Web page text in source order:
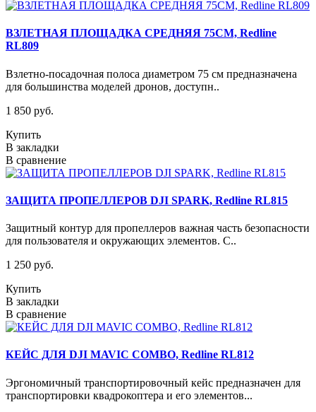
ВЗЛЕТНАЯ ПЛОЩАДКА СРЕДНЯЯ 75СМ, Redline
RL809
Взлетно-посадочная полоса диаметром 75 см предназначена
для большинства моделей дронов, доступн..
1 850 руб.
Купить
В закладки
В сравнение
ЗАЩИТА ПРОПЕЛЛЕРОВ DJI SPARK, Redline RL815
Защитный контур для пропеллеров важная часть безопасности
для пользователя и окружающих элементов. С..
1 250 руб.
Купить
В закладки
В сравнение
КЕЙС ДЛЯ DJI MAVIC COMBO, Redline RL812
Эргономичный транспортировочный кейс предназначен для
транспортировки квадрокоптера и его элементов...